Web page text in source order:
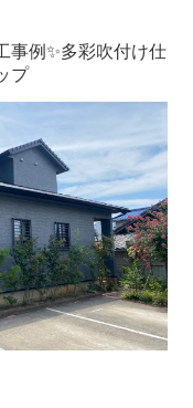
事例✨多彩吹付け仕
プ